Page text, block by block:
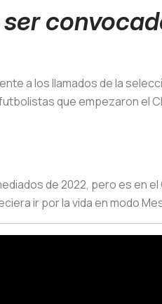
a los llamados de la
que empezaron el
de 2022, pero es en el
ir por la vida en modo